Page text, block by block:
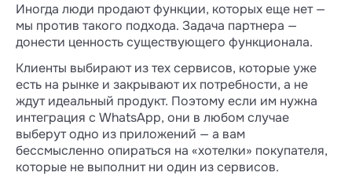
Иногда люди продают функции, которых еще нет —
мы против такого подхода. Задача партнера —
донести ценность существующего функционала.
Клиенты выбирают из тех сервисов, которые уже
есть на рынке и закрывают их потребности, а не
ждут идеальный продукт. Поэтому если им нужна
интеграция с WhatsApp, они в любом случае
выберут одно из приложений — а вам
бессмысленно опираться на «хотелки» покупателя,
которые не выполнит ни один из сервисов.